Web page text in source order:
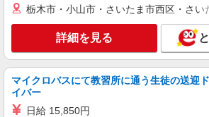
正社員
株式会社HITOWA フードサービスカンパニー
福祉施設での調理師【正
月給25万円〜27万円 ※みなし時間外手当30時
間（49,000円〜55,000円
前職給与に応じて決定し
はなことばプラス田園
栃木市・小山市・さいたま市西区・さ
詳細を見る
マイクロバスにて教習所に通う生徒の送迎
イバー
日給 15,850円